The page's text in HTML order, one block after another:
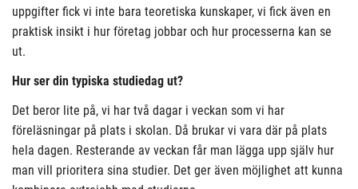
uppgifter fick vi inte bara teoretiska kunskaper, vi fick även en
praktisk insikt i hur företag jobbar och hur processerna kan se
ut.
Hur ser din typiska studiedag ut?
Det beror lite på, vi har två dagar i veckan som vi har
föreläsningar på plats i skolan. Då brukar vi vara där på plats
hela dagen. Resterande av veckan får man lägga upp själv hur
man vill prioritera sina studier. Det ger även möjlighet att kunna